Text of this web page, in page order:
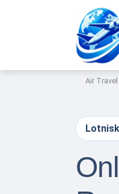
Air Travel